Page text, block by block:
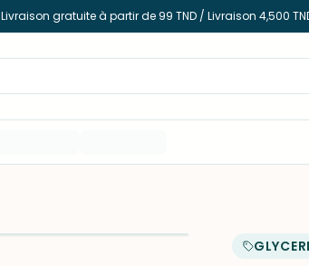
Livraison gratuite à partir de 99 TND / Livraison 4,500